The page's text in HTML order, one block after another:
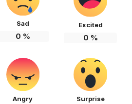
Sad
0 %
Excited
0 %
Angry Surprise